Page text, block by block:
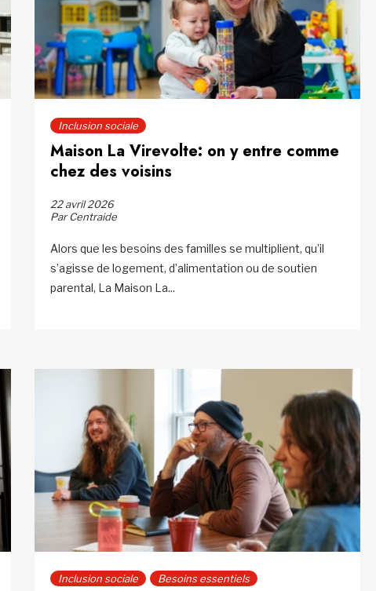
Inclusion sociale
Maison La Virevolte: on y entre comme
chez des voisins
22 avril 2026
Par Centraide
Alors que les besoins des familles se multiplient, qu’il
s’agisse de logement, d’alimentation ou de soutien
parental, La Maison La...
Inclusion sociale Besoins essentiels